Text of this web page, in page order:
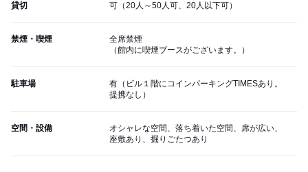
貸切 可（20人～50人可、20人以下可）
禁煙・喫煙
全席禁煙
（館内に喫煙ブースがございます。）
駐車場
有（ビル１階にコインパーキングTIMESあり。
提携なし）
空間・設備
オシャレな空間、落ち着いた空間、席が広い、
座敷あり、掘りごたつあり